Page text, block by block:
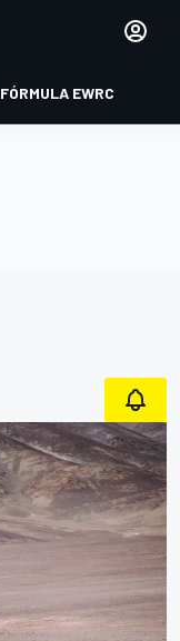
FÓRMULA EWRC